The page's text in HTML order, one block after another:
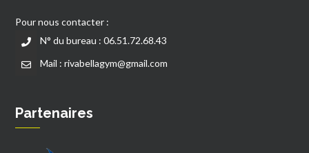
Pour nous contacter :
N° du bureau : 06.51.72.68.43
Mail : rivabellagym@gmail.com
Partenaires